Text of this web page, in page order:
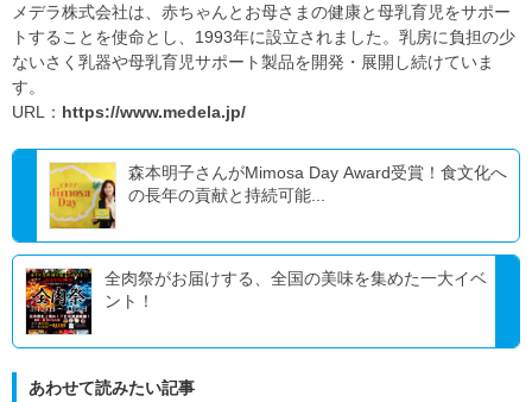
メデラ株式会社は、赤ちゃんとお母さまの健康と母乳育児をサポー
トすることを使命とし、1993年に設立されました。乳房に負担の少
ないさく乳器や母乳育児サポート製品を開発・展開し続けていま
す。
URL： https://www.medela.jp/
森本明子さんがMimosa Day Award受賞！食文化へ
の長年の貢献と持続可能...
全肉祭がお届けする、全国の美味を集めた一大イベ
ント！
あわせて読みたい記事